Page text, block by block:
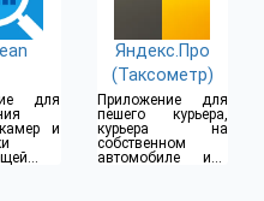
для
и
Яндекс.Про
(Таксометр)
Приложение для
пешего курьера,
курьера на
собственном
автомобиле или